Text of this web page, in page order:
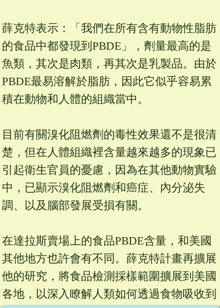
薛克特表示：「我們在所有含有動物性脂肪
的食品中都發現到PBDE」，劑量最高的是
魚類，其次是肉類，再其次是乳製品。由於
PBDE最易溶解於脂肪，因此它似乎容易累
積在動物和人體的組織當中。
目前有關溴化阻燃劑的毒性效果還不是很清
楚，但在人體組織裡含量越來越多的現象已
引起衛生官員的憂慮，因為在其他動物實驗
中，已顯示溴化阻燃劑和癌症、內分泌失
調、以及腦部發展受損有關。
在達拉斯賣場上的食品PBDE含量，和美國
其他地方也許會有不同。薛克特計畫再擴展
他的研究，將食品檢測採樣範圍擴展到美國
各地，以深入瞭解人類如何透過食物吸收到